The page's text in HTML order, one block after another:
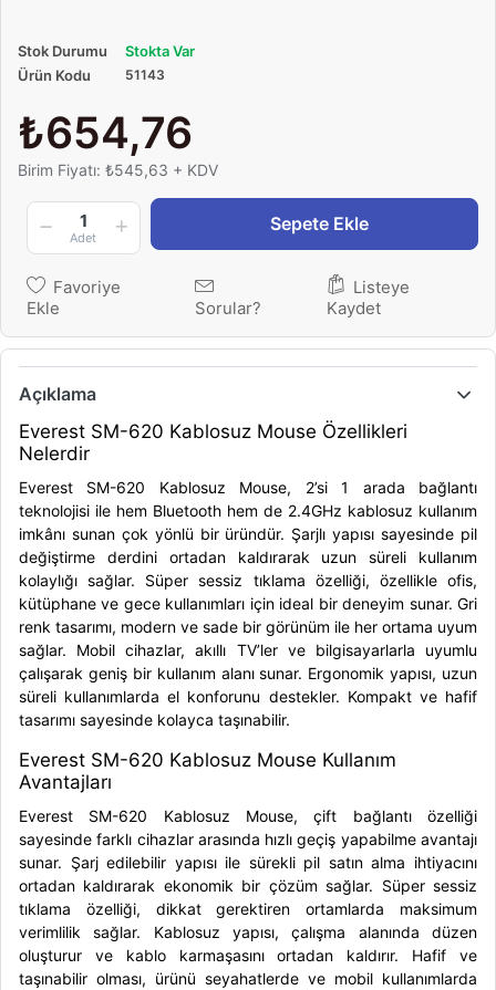
Stok Durumu
Stokta Var
Ürün Kodu
51143
₺654,76
Birim Fiyatı: ₺545,63 + KDV
1
Adet
Sepete Ekle
Favoriye
Ekle
Sorular?
Listeye
Kaydet
Açıklama
Everest SM-620 Kablosuz Mouse Özellikleri
Nelerdir
Everest SM-620 Kablosuz Mouse, 2’si 1 arada bağlantı
teknolojisi ile hem Bluetooth hem de 2.4GHz kablosuz kullanım
imkânı sunan çok yönlü bir üründür. Şarjlı yapısı sayesinde pil
değiştirme derdini ortadan kaldırarak uzun süreli kullanım
kolaylığı sağlar. Süper sessiz tıklama özelliği, özellikle ofis,
kütüphane ve gece kullanımları için ideal bir deneyim sunar. Gri
renk tasarımı, modern ve sade bir görünüm ile her ortama uyum
sağlar. Mobil cihazlar, akıllı TV’ler ve bilgisayarlarla uyumlu
çalışarak geniş bir kullanım alanı sunar. Ergonomik yapısı, uzun
süreli kullanımlarda el konforunu destekler. Kompakt ve hafif
tasarımı sayesinde kolayca taşınabilir.
Everest SM-620 Kablosuz Mouse Kullanım
Avantajları
Everest SM-620 Kablosuz Mouse, çift bağlantı özelliği
sayesinde farklı cihazlar arasında hızlı geçiş yapabilme avantajı
sunar. Şarj edilebilir yapısı ile sürekli pil satın alma ihtiyacını
ortadan kaldırarak ekonomik bir çözüm sağlar. Süper sessiz
tıklama özelliği, dikkat gerektiren ortamlarda maksimum
verimlilik sağlar. Kablosuz yapısı, çalışma alanında düzen
oluşturur ve kablo karmaşasını ortadan kaldırır. Hafif ve
taşınabilir olması, ürünü seyahatlerde ve mobil kullanımlarda